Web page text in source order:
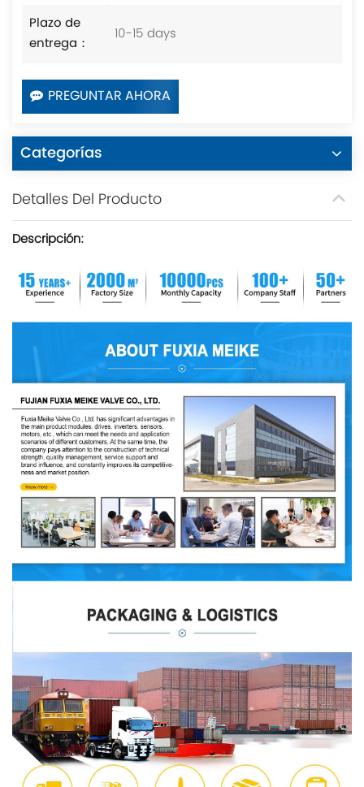
Plazo de
entrega：
10-15 days
PREGUNTAR AHORA
Categorías
Detalles Del Producto
Descripción: